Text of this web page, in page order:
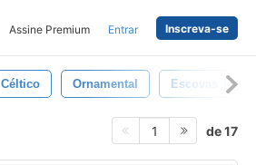
Assine Premium Entrar Inscreva-se
Céltico Ornamental Escovas
1 de 17